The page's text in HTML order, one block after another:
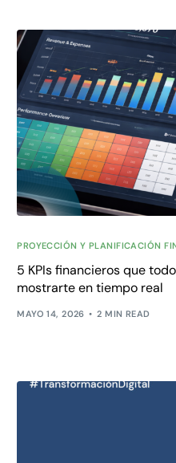
PROYECCIÓN Y PLANIFICACIÓN
5 KPIs financieros que
mostrarte en tiempo real
MAYO 14, 2026 2 MIN READ